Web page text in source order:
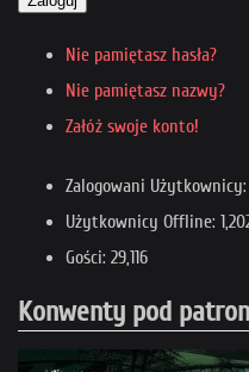
Nie pamiętasz hasła?
Nie pamiętasz nazwy?
Załóż swoje konto!
Zalogowani
Użytkownicy Offline:
Gości: 29,116
Konwenty pod